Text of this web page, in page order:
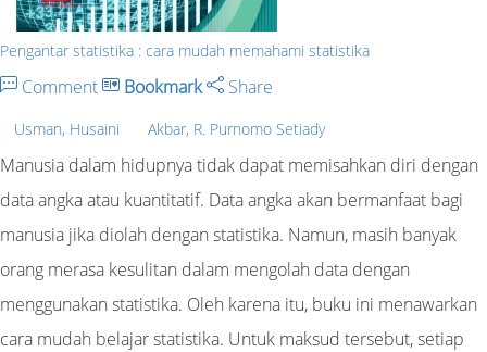
Pengantar statistika : cara mudah memahami statistika
Comment Bookmark Share
Usman, Husaini Akbar, R. Purnomo Setiady
Manusia dalam hidupnya tidak dapat memisahkan diri dengan
data angka atau kuantitatif. Data angka akan bermanfaat bagi
manusia jika diolah dengan statistika. Namun, masih banyak
orang merasa kesulitan dalam mengolah data dengan
menggunakan statistika. Oleh karena itu, buku ini menawarkan
cara mudah belajar statistika. Untuk maksud tersebut, setiap